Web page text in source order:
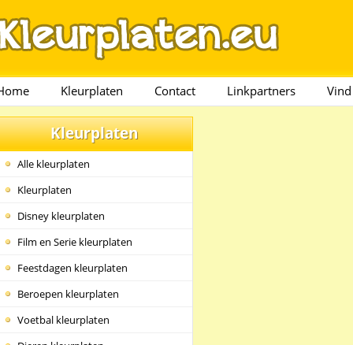
Kleurplaten Contact Linkpartners
Kleurplaten
Alle kleurplaten
Kleurplaten
Disney kleurplaten
Film en Serie kleurplaten
Feestdagen kleurplaten
Beroepen kleurplaten
Voetbal kleurplaten